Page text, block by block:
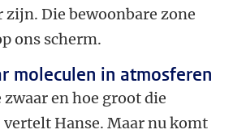
zijn. Die bewoonbare zone
ons scherm.
moleculen in atmosferen
zwaar en hoe groot die
Hanse. Maar nu komt